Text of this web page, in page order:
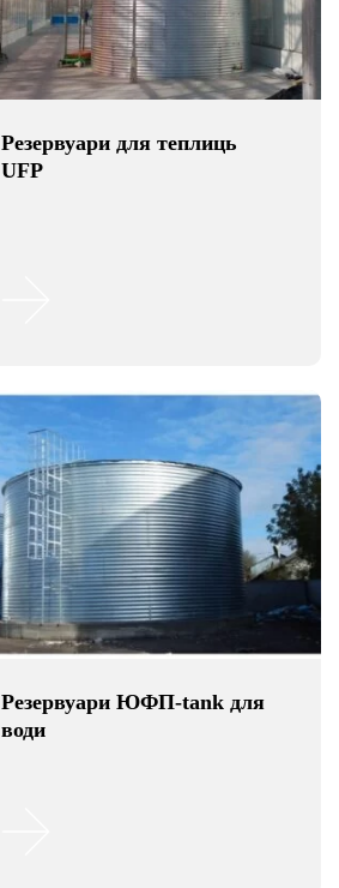
Резервуари для теплиць
UFP
Резервуари ЮФП-tank для
води